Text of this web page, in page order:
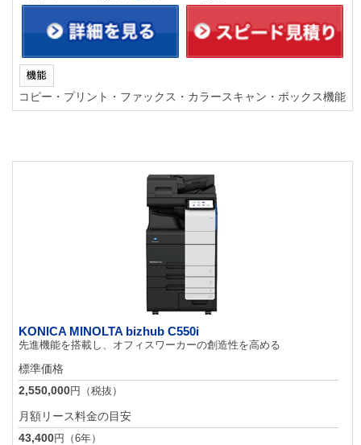
コピー・プリント・ファックス・カラースキャン・ボックス機能
KONICA MINOLTA bizhub C550i
先進機能を搭載し、オフィスワーカーの創造性を高める
標準価格
2,550,000円（税抜）
月額リース料金の目安
43,400円（6年）